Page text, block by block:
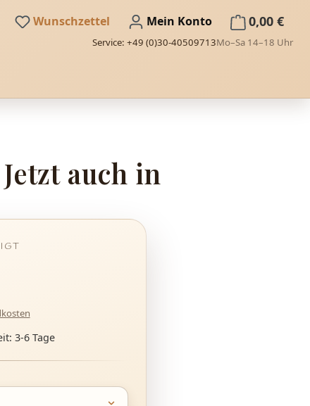
Wunschzettel Du hast 0 Produkte auf dem
Mein Konto 0,00 €
Service: +49 (0)30-40509713Mo–Sa 14–18 Uhr
auch in
3-6 Tage